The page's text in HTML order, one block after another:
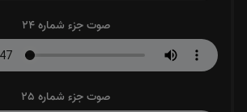
صوت جزء شماره 24
صوت جزء شماره 25